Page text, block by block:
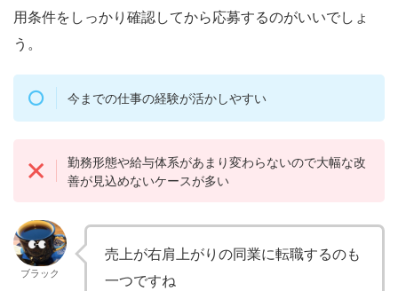
用条件をしっかり確認してから応募するのがいいでしょ
う。
今までの仕事の経験が活かしやすい
勤務形態や給与体系があまり変わらないので大幅な改
善が見込めないケースが多い
ブラック
売上が右肩上がりの同業に転職するのも
一つですね